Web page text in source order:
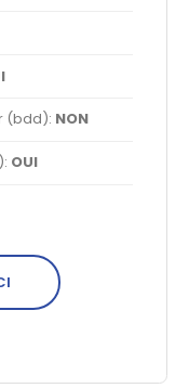
(bdd): NON
OUI